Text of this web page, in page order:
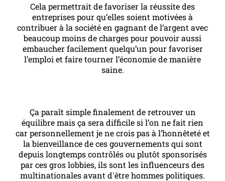
Cela permettrait de favoriser la réussite des
entreprises pour qu’elles soient motivées à
contribuer à la société en gagnant de l’argent avec
beaucoup moins de charges pour pouvoir aussi
embaucher facilement quelqu’un pour favoriser
l’emploi et faire tourner l’économie de manière
saine.
Ça paraît simple finalement de retrouver un
équilibre mais ça sera difficile si l’on ne fait rien
car personnellement je ne crois pas à l’honnêteté et
la bienveillance de ces gouvernements qui sont
depuis longtemps contrôlés ou plutôt sponsorisés
par ces gros lobbies, ils sont les influenceurs des
multinationales avant d'être hommes politiques.